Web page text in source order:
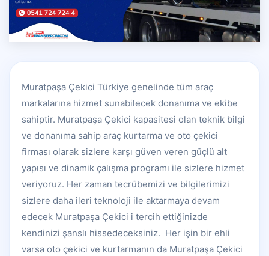
Muratpaşa Çekici Türkiye genelinde tüm araç
markalarına hizmet sunabilecek donanıma ve ekibe
sahiptir. Muratpaşa Çekici kapasitesi olan teknik bilgi
ve donanıma sahip araç kurtarma ve oto çekici
firması olarak sizlere karşı güven veren güçlü alt
yapısı ve dinamik çalışma programı ile sizlere hizmet
veriyoruz. Her zaman tecrübemizi ve bilgilerimizi
sizlere daha ileri teknoloji ile aktarmaya devam
edecek Muratpaşa Çekici i tercih ettiğinizde
kendinizi şanslı hissedeceksiniz. Her işin bir ehli
varsa oto çekici ve kurtarmanın da Muratpaşa Çekici